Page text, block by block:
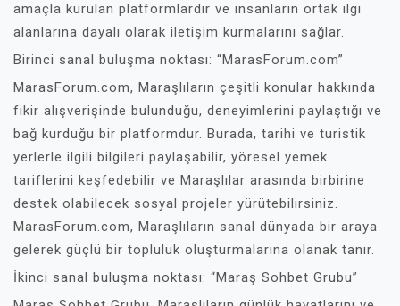
amaçla kurulan platformlardır ve insanların ortak ilgi
alanlarına dayalı olarak iletişim kurmalarını sağlar.
Birinci sanal buluşma noktası: “MarasForum.com”
MarasForum.com, Maraşlıların çeşitli konular hakkında
fikir alışverişinde bulunduğu, deneyimlerini paylaştığı ve
bağ kurduğu bir platformdur. Burada, tarihi ve turistik
yerlerle ilgili bilgileri paylaşabilir, yöresel yemek
tariflerini keşfedebilir ve Maraşlılar arasında birbirine
destek olabilecek sosyal projeler yürütebilirsiniz.
MarasForum.com, Maraşlıların sanal dünyada bir araya
gelerek güçlü bir topluluk oluşturmalarına olanak tanır.
İkinci sanal buluşma noktası: “Maraş Sohbet Grubu”